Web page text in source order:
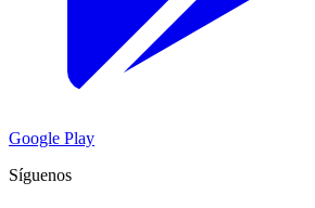
Google Play
Síguenos